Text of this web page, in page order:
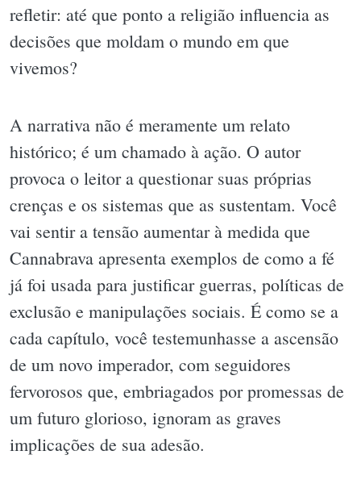
refletir: até que ponto a religião influencia as
decisões que moldam o mundo em que
vivemos?
A narrativa não é meramente um relato
histórico; é um chamado à ação. O autor
provoca o leitor a questionar suas próprias
crenças e os sistemas que as sustentam. Você
vai sentir a tensão aumentar à medida que
Cannabrava apresenta exemplos de como a fé
já foi usada para justificar guerras, políticas de
exclusão e manipulações sociais. É como se a
cada capítulo, você testemunhasse a ascensão
de um novo imperador, com seguidores
fervorosos que, embriagados por promessas de
um futuro glorioso, ignoram as graves
implicações de sua adesão.